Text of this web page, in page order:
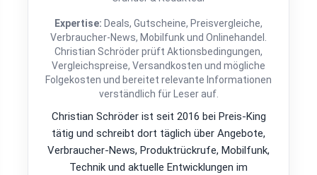
Expertise: Deals, Gutscheine, Preisvergleiche,
Verbraucher-News, Mobilfunk und Onlinehandel.
Christian Schröder prüft Aktionsbedingungen,
Vergleichspreise, Versandkosten und mögliche
Folgekosten und bereitet relevante Informationen
verständlich für Leser auf.
Christian Schröder ist seit 2016 bei Preis-King
tätig und schreibt dort täglich über Angebote,
Verbraucher-News, Produktrückrufe, Mobilfunk,
Technik und aktuelle Entwicklungen im